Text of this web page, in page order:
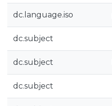
dc.language.iso
dc.subject
dc.subject
dc.subject